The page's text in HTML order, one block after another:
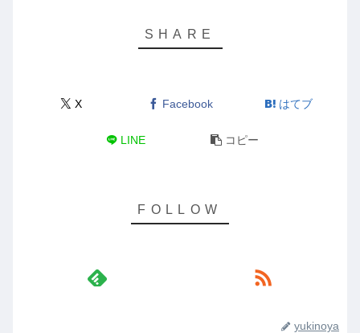
X Facebook はてブ
LINE コピー
yukinoya